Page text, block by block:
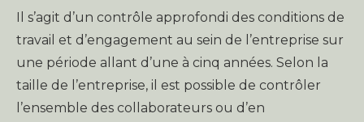
Il s’agit d’un contrôle approfondi des conditions de
travail et d’engagement au sein de l’entreprise sur
une période allant d’une à cinq années. Selon la
taille de l’entreprise, il est possible de contrôler
l’ensemble des collaborateurs ou d’en